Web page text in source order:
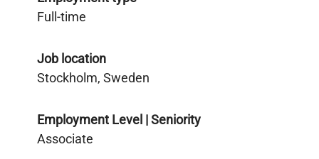
Full-time
Job location
Stockholm, Sweden
Employment Level | Seniority
Associate